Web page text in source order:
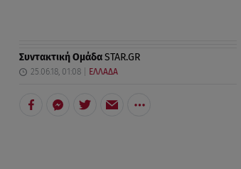
Συντακτική ΟμάδαSTAR.GR
25.06.18, 01:08 ΕΛΛΑΔΑ